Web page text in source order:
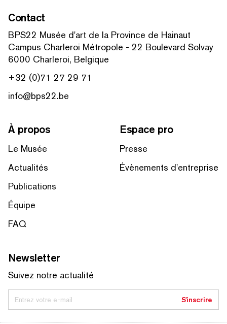
Contact
BPS22 Musée d'art de la Province de Hainaut
Campus Charleroi Métropole - 22 Boulevard Solvay
6000 Charleroi, Belgique
+32 (0)71 27 29 71
info@bps22.be
À propos
Le Musée
Actualités
Publications
Équipe
FAQ
Espace pro
Presse
Évènements d'entreprise
Newsletter
Suivez notre actualité
Entrez votre e-mail S'inscrire